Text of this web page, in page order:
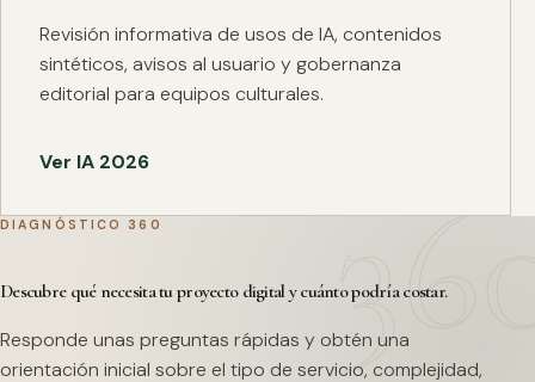
Revisión informativa de usos de IA, contenidos
sintéticos, avisos al usuario y gobernanza
editorial para equipos culturales.
Ver IA 2026
DIAGNÓSTICO 360
Descubre qué necesita tu proyecto digital y cuánto podría costar.
Responde unas preguntas rápidas y obtén una
orientación inicial sobre el tipo de servicio, complejidad,